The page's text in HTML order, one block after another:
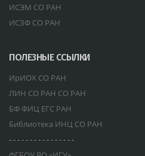
ИСЭМ СО РАН
ИСЗФ СО РАН
ПОЛЕЗНЫЕ ССЫЛКИ
ИрИОХ СО РАН
ЛИН СО РАН СО РАН
БФ ФИЦ ЕГС РАН
Библиотека ИНЦ СО РАН
- - - - - - - - - - - - - - - -